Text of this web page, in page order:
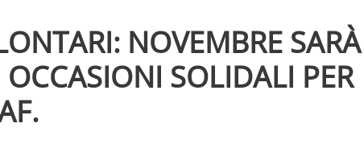
NOVEMBRE SARÀ
SOLIDALI PER